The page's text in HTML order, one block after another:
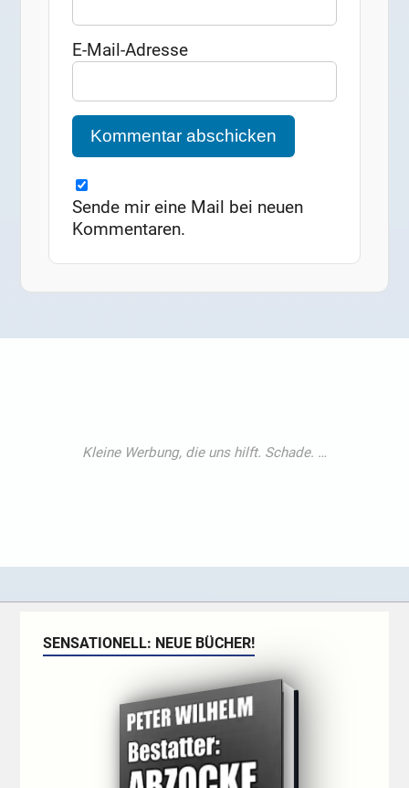
E-Mail-Adresse
Sende mir eine Mail bei neuen
Kommentaren.
SENSATIONELL: NEUE BÜCHER!